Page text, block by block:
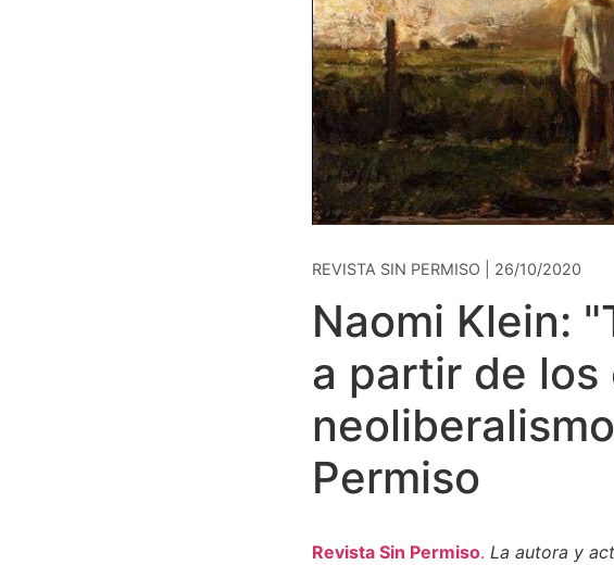
REVISTA SIN PERMISO | 26/10/2020
Naomi Klein:
a partir de los
Permiso
Revista Sin Permiso. La autora y